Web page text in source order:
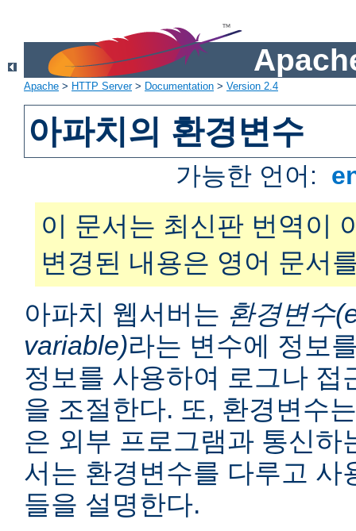
Apache > HTTP Server> Documentation > Version 2.4
아파치의 환경변수
가능한 언어:
이 문서는 최신판 번역이
변경된 내용은 영어 문서
아파치 웹서버는 환경변수
variable)라는 변수에 정보
정보를 사용하여 로그나 접
을 조절한다. 또, 환경변수
은 외부 프로그램과 통신하
서는 환경변수를 다루고 사
들을 설명한다.